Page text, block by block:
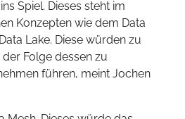
Spiel. Dieses steht im
Konzepten wie dem Data
Lake. Diese würden zu
der Folge dessen zu
führen, meint Jochen